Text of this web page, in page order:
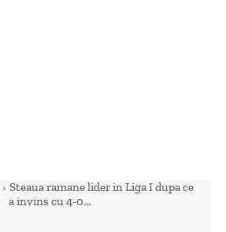
Steaua ramane lider in Liga I dupa ce
a invins cu 4-0...